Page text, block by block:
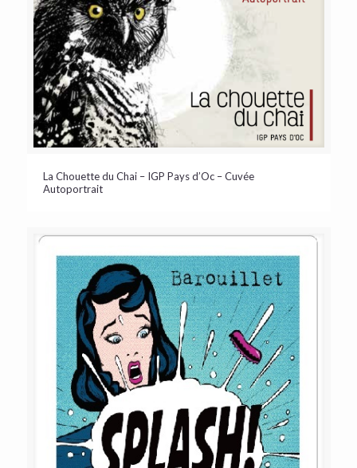
La Chouette du Chai – IGP Pays d’Oc – Cuvée
Autoportrait